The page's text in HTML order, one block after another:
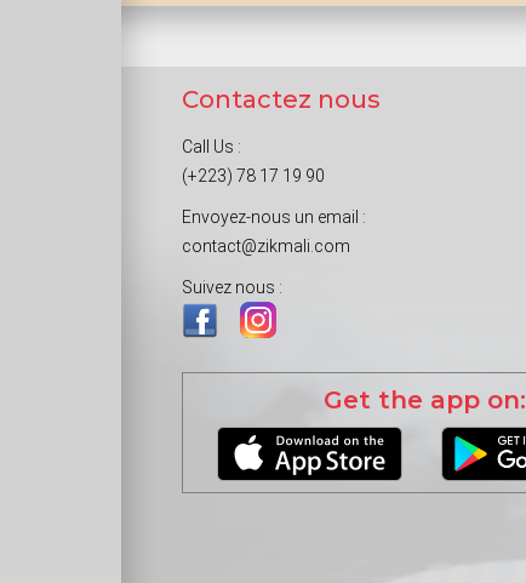
Contactez nous
Call Us :
(+223) 78 17 19 90
Envoyez-nous un email :
contact@zikmali.com
Suivez nous :
Get the app on: